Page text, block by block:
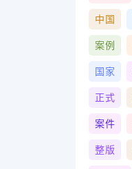
中国
案例
国家
正式
案件
整版